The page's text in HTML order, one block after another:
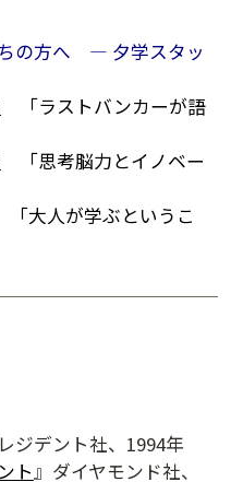
の方へ ― 夕学スタッ
「ラストバンカーが語
「思考脳力とイノベー
「大人が学ぶというこ
ジデント社、1994年
ト』ダイヤモンド社、
ート